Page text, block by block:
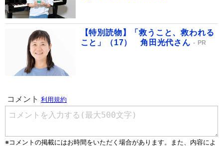
【特別読物】「救うこと、救われる
こと」（17） 角田光代さん
PR